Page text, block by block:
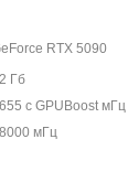
RTX 5090
Гб
с GPUBoost мГц
мГц